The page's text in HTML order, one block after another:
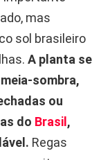
mas
sol brasileiro
A planta se
sombra,
ou
do Brasil ,
Regas